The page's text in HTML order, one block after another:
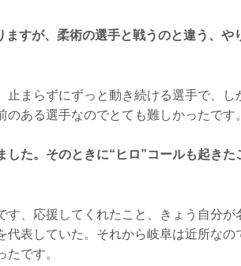
すが、柔術の選手と戦うのと違う、や
まらずにずっと動き続ける選手で、し
ある選手なのでとても難しかったです。
た。そのときに“ヒロ”コールも起きた
、応援してくれたこと、きょう自分が
表していた。それから岐阜は近所なの
です。